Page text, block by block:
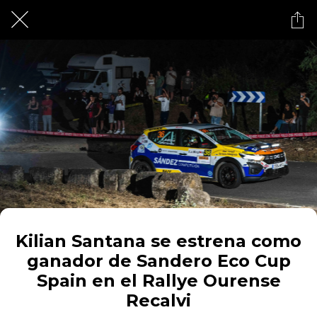
Kilian Santana se estrena como
ganador de Sandero Eco Cup
Spain en el Rallye Ourense
Recalvi